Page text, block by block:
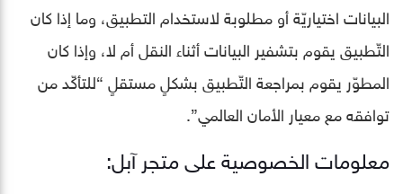
البيانات اختياريّة أو مطلوبة لاستخدام التطبيق، وما إذا كان
التّطبيق يقوم بتشفير البيانات أثناء النقل أم لا، وإذا كان
المطوّر يقوم بمراجعة التّطبيق بشكلٍ مستقلٍ “للتأكّد من
توافقه مع معيار الأمان العالمي”.
معلومات الخصوصية على متجر آبل: